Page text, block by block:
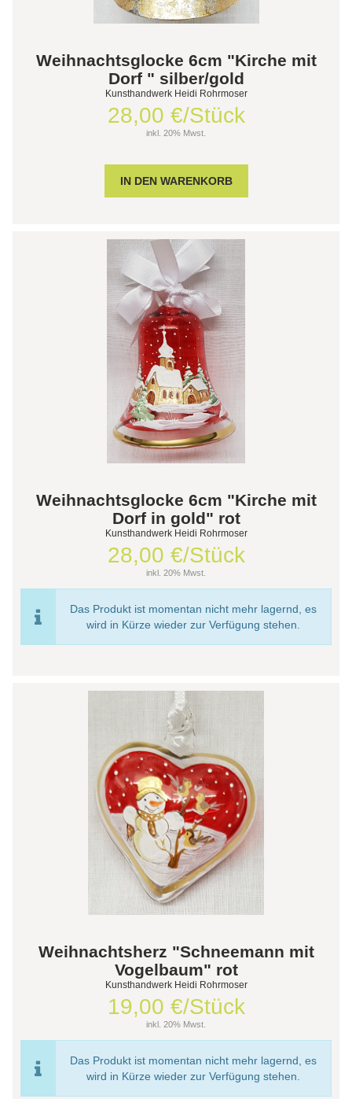
Weihnachtsglocke 6cm "Kirche mit
Dorf " silber/gold
Kunsthandwerk Heidi Rohrmoser
28,00 €/Stück
inkl. 20% Mwst.
Weihnachtsglocke 6cm "Kirche mit
Dorf in gold" rot
Kunsthandwerk Heidi Rohrmoser
28,00 €/Stück
inkl. 20% Mwst.
Das Produkt ist momentan nicht mehr lagernd, es
wird in Kürze wieder zur Verfügung stehen.
Weihnachtsherz "Schneemann mit
Vogelbaum" rot
Kunsthandwerk Heidi Rohrmoser
19,00 €/Stück
inkl. 20% Mwst.
Das Produkt ist momentan nicht mehr lagernd, es
wird in Kürze wieder zur Verfügung stehen.